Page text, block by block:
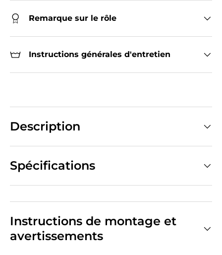
Remarque sur le rôle
Instructions générales d'entretien
Description
Spécifications
Instructions de montage et
avertissements